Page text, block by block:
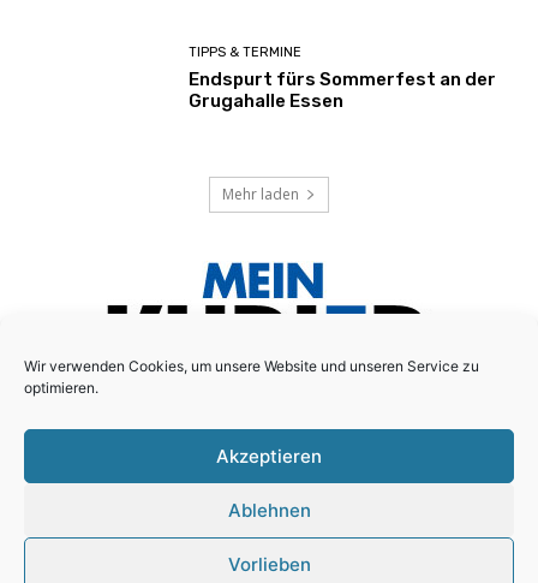
Wir verwenden Cookies, um unsere Website und unseren Service zu
optimieren.
Akzeptieren
Ablehnen
Vorlieben
TIPPS & TERMINE
Endspurt fürs Sommerfest an der
Grugahalle Essen
Mehr laden
Schreiben Sie uns:redaktion@mein-kurier.ruhr